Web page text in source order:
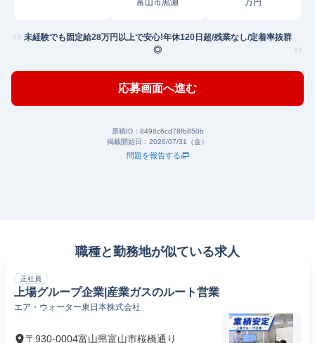
富山市黒瀬 万円
未経験でも固定給28万円以上で安心!年休120日超/残業なし/定着率抜群
◎
応募画面へ進む
原稿ID： 8498c6cd78fb850b
掲載開始日： 2026/07/31（金）
問題を報告する
職種と勤務地が似ている求人
正社員
上場グループ企業|産業ガスのルート営業
エア・ウォーター東日本株式会社
〒930-0004富山県富山市桜橋通り